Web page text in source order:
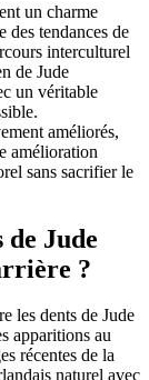
un charme
des tendances de
interculturel
de Jude
un véritable
améliorés,
amélioration
sans sacrifier le
de Jude
?
les dents de Jude
apparitions au
récentes de la
naturel avec